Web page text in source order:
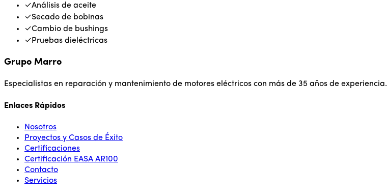
✓Análisis de aceite
✓Secado de bobinas
✓Cambio de bushings
✓ Pruebas dieléctricas
Grupo Marro
Especialistas en reparación y mantenimiento de motores eléctricos con más de 35 años de experiencia.
Enlaces Rápidos
Nosotros
Proyectos y Casos de Éxito
Certificaciones
Certificación EASA AR100
Contacto
Servicios